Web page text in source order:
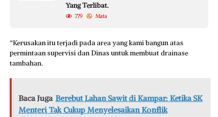
Yang Terlibat.
779 Mata
“Kerusakan itu terjadi pada area yang kami bangun atas
permintaan supervisi dan Dinas untuk membuat drainase
tambahan.
Baca Juga Berebut Lahan Sawit di Kampar: Ketika SK
Menteri Tak Cukup Menyelesaikan Konflik